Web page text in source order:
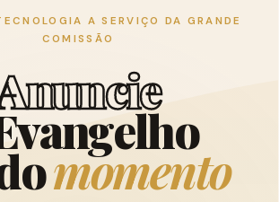
A SERVIÇO DA GRANDE
COMISSÃO
nuncie
vangelho
omomento